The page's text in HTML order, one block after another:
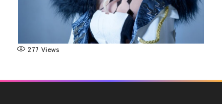
277 Views